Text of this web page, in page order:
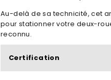
Au-delà de sa technicité, cet
pour stationner votre deux-
reconnu.
Certification